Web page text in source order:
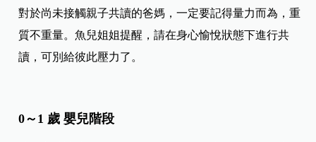
對於尚未接觸親子共讀的爸媽，一定要記得量力而為，重
質不重量。魚兒姐姐提醒，請在身心愉悅狀態下進行共
讀，可別給彼此壓力了。
0～1 歲 嬰兒階段